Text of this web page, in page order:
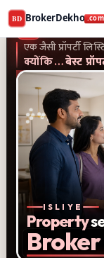
BD BrokerDekho .com
Buy and rent
एक जैसी प्रॉपर्टी
क्योंकि…बेस्ट
एक जैसी प्रॉपर्टी
ISLIYE
Property
Broker